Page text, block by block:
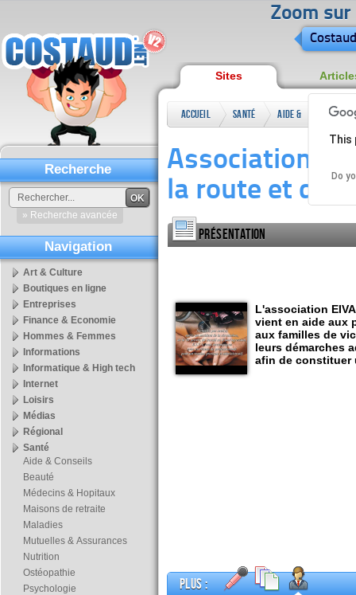
Zoom sur
Sites
Accueil Santé
Aide &
Association
la route et de
Présentation
L'association
vient en aide aux
aux familles de
leurs démarches
afin de constituer
Plus :
This
Do
Recherche
OK
» Recherche avancée
Navigation
Art & Culture
Boutiques en ligne
Entreprises
Finance & Economie
Hommes & Femmes
Informations
Informatique & High tech
Internet
Loisirs
Médias
Régional
Santé
Aide & Conseils
Beauté
Médecins & Hopitaux
Maisons de retraite
Maladies
Mutuelles & Assurances
Nutrition
Ostéopathie
Psychologie